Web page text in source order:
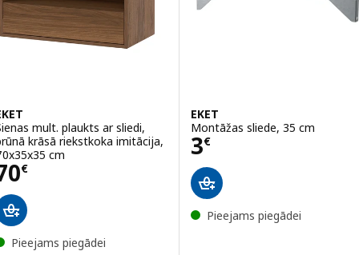
mult. plaukts ar sliedi,
krāsā riekstkoka imitācija,
cm
€ 70€
Pieejams piegādei
EKET
Montāžas sliede, 35 cm
3€
Cena 3€
Pieejams piegādei